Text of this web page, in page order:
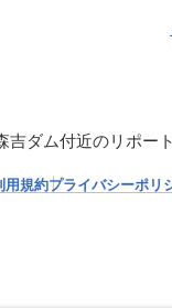
吉ダム付近のリポー
用規約プライバシーポリ